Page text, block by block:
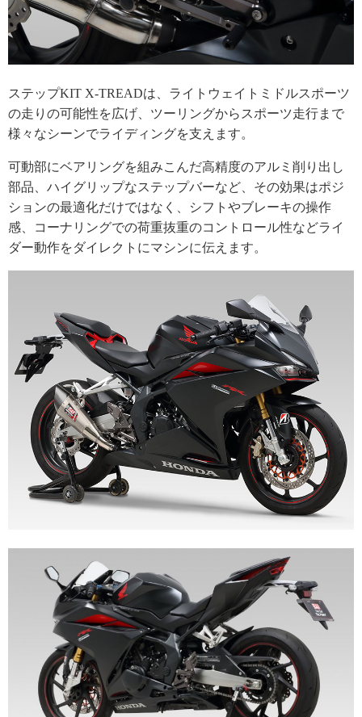
ステップKIT X-TREADは、ライトウェイトミドルスポーツ
の走りの可能性を広げ、ツーリングからスポーツ走行まで
様々なシーンでライディングを支えます。
可動部にベアリングを組みこんだ高精度のアルミ削り出し
部品、ハイグリップなステップバーなど、その効果はポジ
ションの最適化だけではなく、シフトやブレーキの操作
感、コーナリングでの荷重抜重のコントロール性などライ
ダー動作をダイレクトにマシンに伝えます。